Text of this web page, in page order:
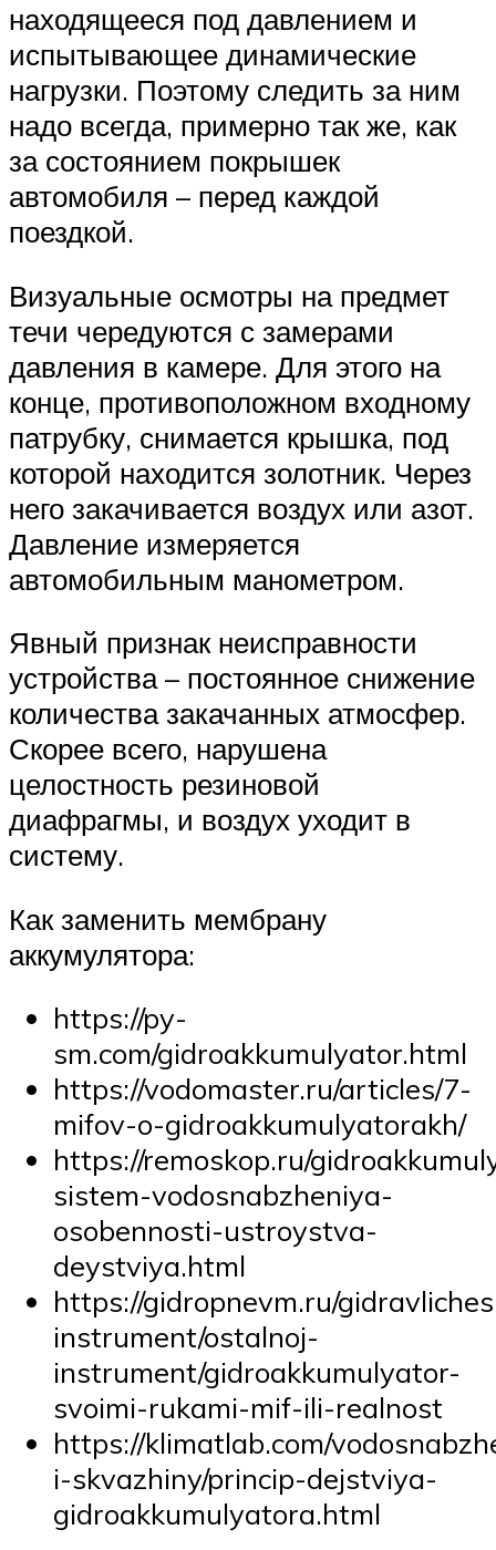
находящееся под давлением и
испытывающее динамические
нагрузки. Поэтому следить за ним
надо всегда, примерно так же, как
за состоянием покрышек
автомобиля – перед каждой
поездкой.
Визуальные осмотры на предмет
течи чередуются с замерами
давления в камере. Для этого на
конце, противоположном входному
патрубку, снимается крышка, под
которой находится золотник. Через
него закачивается воздух или азот.
Давление измеряется
автомобильным манометром.
Явный признак неисправности
устройства – постоянное снижение
количества закачанных атмосфер.
Скорее всего, нарушена
целостность резиновой
диафрагмы, и воздух уходит в
систему.
Как заменить мембрану
аккумулятора:
https://py-
sm.com/gidroakkumulyator.html
https://vodomaster.ru/articles/7-
mifov-o-gidroakkumulyatorakh/
https://remoskop.ru/
sistem-vodosnabzheniya-
osobennosti-ustroystva-
deystviya.html
https://gidropnevm.ru/
instrument/ostalnoj-
instrument/gidroakkumulyator-
svoimi-rukami-mif-ili-realnost
https://klimatlab.com/
i-skvazhiny/princip-dejstviya-
gidroakkumulyatora.html